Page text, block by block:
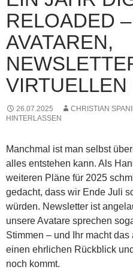
RELOADED
AVATAREN,
VIRTUELLEN
26.07.2025 CHRISTIAN
HINTERLASSEN
Manchmal ist man selbst
alles entstehen kann. Als
weiteren Pläne für 2025
gedacht, dass wir Ende Juli
würden. Newsletter ist
unsere Avatare sprechen
Stimmen – und Ihr macht
einen ehrlichen Rückblick
noch kommt.